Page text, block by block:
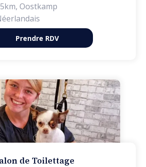
, Oostkamp
Prendre RDV
de Toilettage